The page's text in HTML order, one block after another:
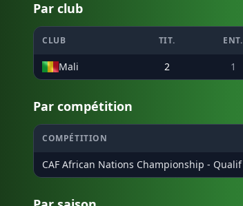
Par club
CLUB TIT. ENT.
Mali 2 1
Par compétition
COMPÉTITION
CAF African Nations Championship - Qualif